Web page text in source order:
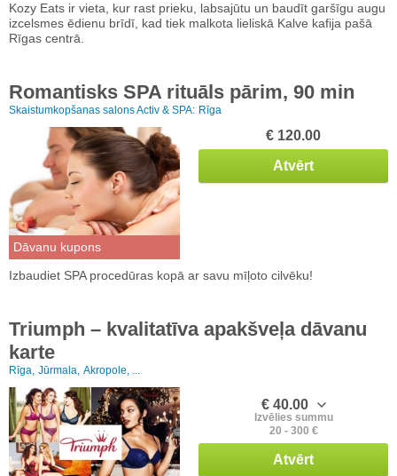
Kozy Eats ir vieta, kur rast prieku, labsajūtu un baudīt garšīgu augu
izcelsmes ēdienu brīdī, kad tiek malkota lieliskā Kalve kafija pašā
Rīgas centrā.
Romantisks SPA rituāls pārim, 90 min
Skaistumkopšanas salons Activ & SPA: Rīga
Dāvanu kupons
€ 120.00
Atvērt
Izbaudiet SPA procedūras kopā ar savu mīļoto cilvēku!
Triumph – kvalitatīva apakšveļa dāvanu
karte
Rīga, Jūrmala, Akropole, ...
€ 40.00
Izvēlies summu
20 - 300 €
Atvērt